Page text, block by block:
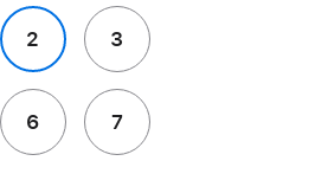
2 3
6 7